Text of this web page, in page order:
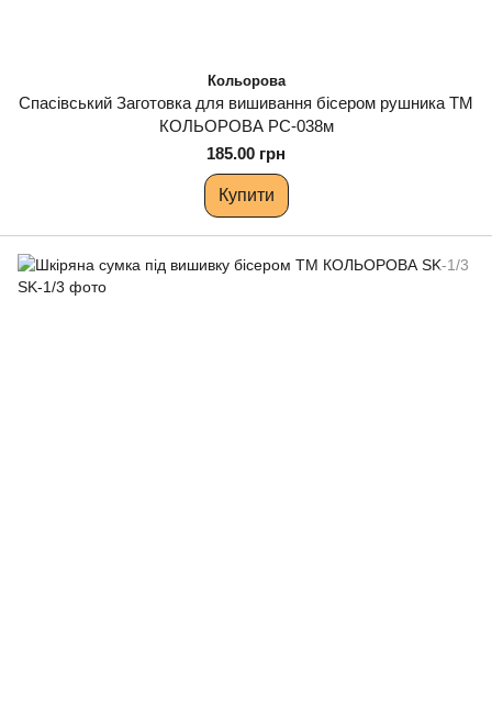
Кольорова
Спасівський Заготовка для вишивання бісером рушника ТМ
КОЛЬОРОВА РС-038м
185.00 грн
Купити